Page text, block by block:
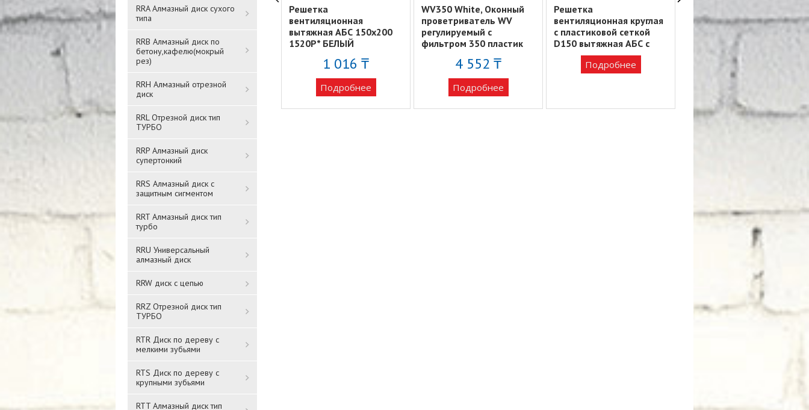
RRA Алмазный диск сухого
типа
RRB Алмазный диск по
бетону,кафелю(мокрый
рез)
RRH Алмазный отрезной
диск
RRL Отрезной диск тип
ТУРБО
RRP Алмазный диск
супертонкий
RRS Алмазный диск с
защитным сигментом
RRT Алмазный диск тип
турбо
RRU Универсальный
алмазный диск
RRW диск с цепью
RRZ Отрезной диск тип
ТУРБО
RTR Диск по дереву с
мелкими зубьями
RTS Диск по дереву с
крупными зубьями
RTT Алмазный диск тип
Решетка
вентиляционная
вытяжная АБС 150х200
1520Р* ЧЕРНЫЙ
1 016 ₸
Решетка
ЧЕРНЫЙ. 1825Р*
Подробнее
Решетка
вентиляционная
вытяжная АБС 150х200
1520Р* БЕЛЫЙ
1 016 ₸
Подробнее
WV350 White, Оконный
проветриватель WV
регулируемый с
фильтром 350 пластик
4 552 ₸
Подробнее
Решетка
вентиляционная круглая
c пластиковой сеткой
D150 вытяжная АБС с
фланцем D125 12РКС
Подробнее
вентиляционная
вытяжная АБС 150*150
ЧЕРНЫЙ. 1515Р*
783 ₸
Подробнее